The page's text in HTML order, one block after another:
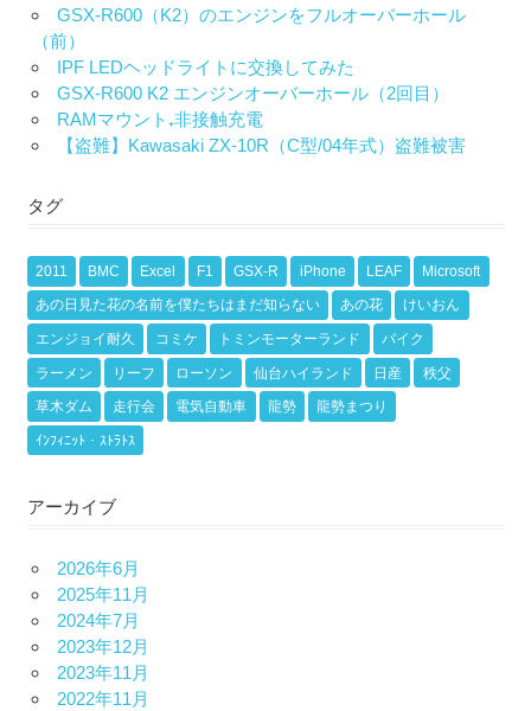
GSX-R600（K2）のエンジンをフルオーバーホール
（前）
IPF LEDヘッドライトに交換してみた
GSX-R600 K2 エンジンオーバーホール（2回目）
RAMマウント₊非接触充電
【盗難】Kawasaki ZX-10R（C型/04年式）盗難被害
タグ
2011 BMC Excel F1 GSX-R iPhone LEAF Microsoft
あの日見た花の名前を僕たちはまだ知らない あの花 けいおん
エンジョイ耐久 コミケ トミンモーターランド バイク
ラーメン リーフ ローソン 仙台ハイランド 日産 秩父
草木ダム 走行会 電気自動車 龍勢 龍勢まつり
ｲﾝﾌｨﾆｯﾄ・ｽﾄﾗﾄｽ
アーカイブ
2026年6月
2025年11月
2024年7月
2023年12月
2023年11月
2022年11月